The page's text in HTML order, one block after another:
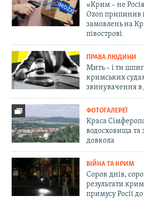
«Крим – не
Ozon припинив
замовлень на
півострові
ПРАВА ЛЮДИНИ
Мить – і ти
кримських
звинувачення в
ФОТОГАЛЕРЕЇ
Краса
водосховища та
довкола
ВІЙНА ТА КРИМ
Сорок днів,
результати
примусу Росії